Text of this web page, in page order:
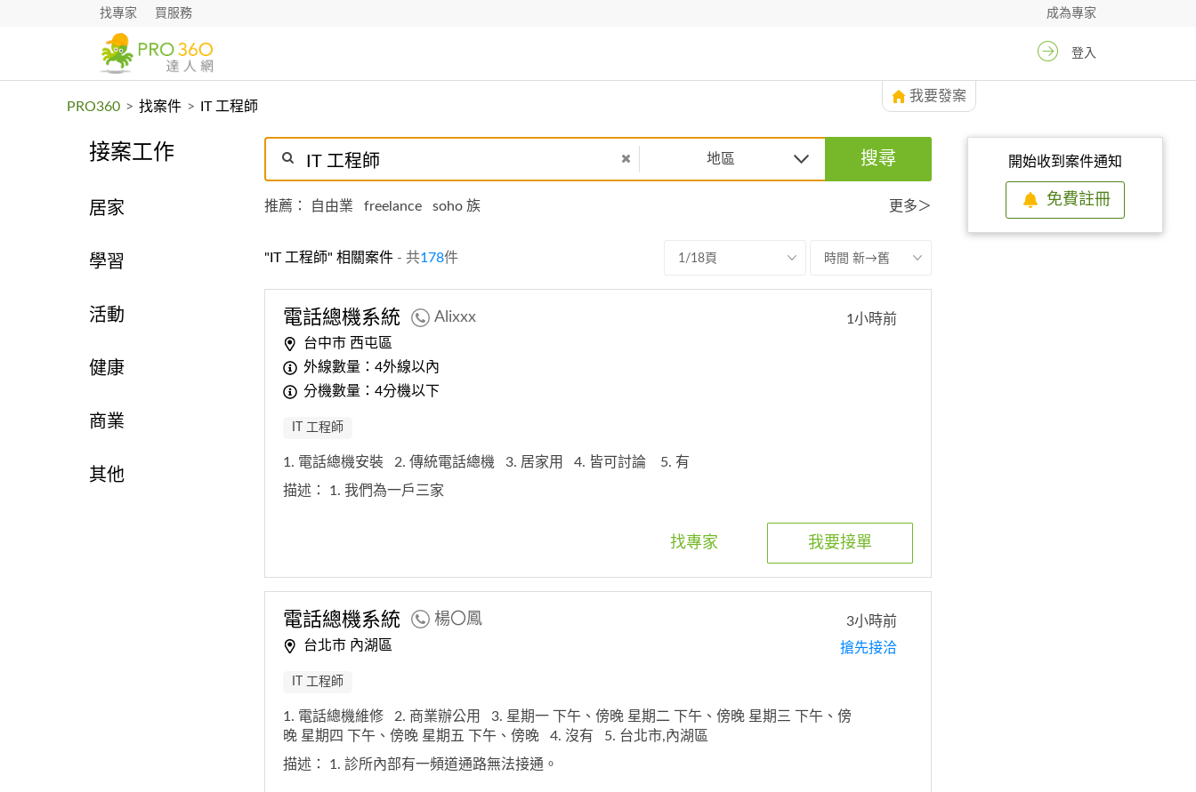
找專家 買服務 成為專家
登入
PRO360 > 找案件 > IT 工程師
我要發案
接案工作
居家
學習
活動
健康
商業
其他
開始收到案件通知
免費註冊
地區 搜尋
推薦： 自由業 freelance soho 族 更多＞
"IT 工程師" 相關案件- 共178件 1/18頁 時間 新→舊
電話總機系統 Alixxx
台中市 西屯區
外線數量：4外線以內
分機數量：4分機以下
1小時前
IT 工程師
1. 電話總機安裝 2. 傳統電話總機 3. 居家用 4. 皆可討論
5. 有
描述： 1. 我們為一戶三家
我要接單
找專家
電話總機系統 楊〇鳳
台北市 內湖區
3小時前
搶先接洽
IT 工程師
1. 電話總機維修 2. 商業辦公用
3. 星期一 下午、傍晚 星期二 下午、傍晚 星期三 下午、傍
晚 星期四 下午、傍晚 星期五 下午、傍晚
4. 沒有
5. 台北市,內湖區
描述： 1. 診所內部有一頻道通路無法接通。